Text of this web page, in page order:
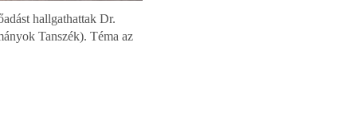
hallgathattak Dr.
Tanszék). Téma az